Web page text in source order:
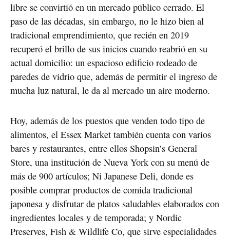
libre se convirtió en un mercado público cerrado. El
paso de las décadas, sin embargo, no le hizo bien al
tradicional emprendimiento, que recién en 2019
recuperó el brillo de sus inicios cuando reabrió en su
actual domicilio: un espacioso edificio rodeado de
paredes de vidrio que, además de permitir el ingreso de
mucha luz natural, le da al mercado un aire moderno.
Hoy, además de los puestos que venden todo tipo de
alimentos, el Essex Market también cuenta con varios
bares y restaurantes, entre ellos Shopsin’s General
Store, una institución de Nueva York con su menú de
más de 900 artículos; Ni Japanese Deli, donde es
posible comprar productos de comida tradicional
japonesa y disfrutar de platos saludables elaborados con
ingredientes locales y de temporada; y Nordic
Preserves, Fish & Wildlife Co, que sirve especialidades